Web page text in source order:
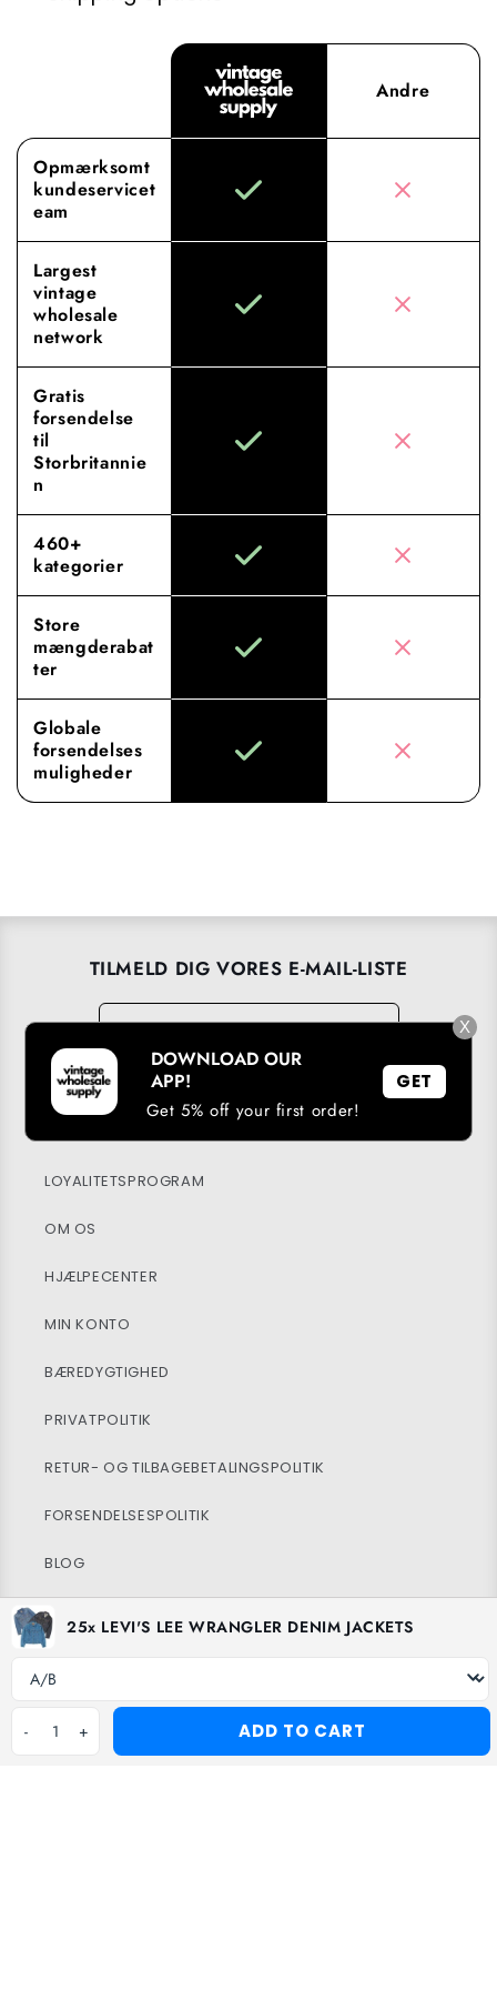
Andre
Opmærksomt
kundeservicet
eam
Largest
vintage
wholesale
network
Gratis
forsendelse
til
Storbritannie
n
460+
kategorier
Store
mængderabat
ter
Globale
forsendelses
muligheder
TILMELD DIG VORES E-MAIL-LISTE
E-mail
→
LOYALITETSPROGRAM
OM OS
HJÆLPECENTER
MIN KONTO
BÆREDYGTIGHED
PRIVATPOLITIK
RETUR- OG TILBAGEBETALINGSPOLITIK
FORSENDELSESPOLITIK
BLOG
Betalingsmetoder
25x LEVI'S LEE WRANGLER DENIM JACKETS
Grade
- 1 + ADD TO CART
X
DOWNLOAD OUR
APP!
Get 5% off your first order!
GET